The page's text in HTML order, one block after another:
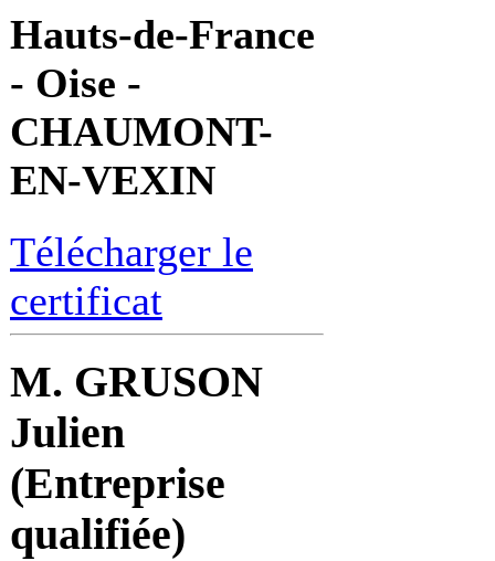
Hauts-de-France
- Oise -
CHAUMONT-
EN-VEXIN
Télécharger le
certificat
M. GRUSON
Julien
(Entreprise
qualifiée)